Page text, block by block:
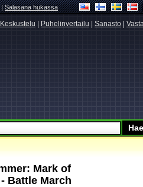
|Salasana hukassa
Keskustelu Puhelinvertailu Sanasto
Mark of
Battle March